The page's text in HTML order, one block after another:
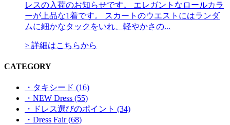
レスの入荷のお知らせです。 エレガントなロールカラ
ーが上品な1着です。 スカートのウエストにはランダ
ムに細かなタックをいれ、軽やかさの...
> 詳細はこちらから
CATEGORY
・タキシード (16)
・NEW Dress (55)
・ドレス選びのポイント (34)
・Dress Fair (68)